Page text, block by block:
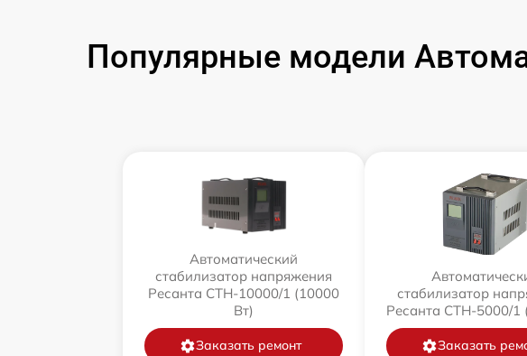
Популярные модели
Автоматический
стабилизатор напряжения
Ресанта СТН-10000/1 (10000
Вт)
Заказать ремонт
стабилизатор
Ресанта СТН-5000/1
Заказать